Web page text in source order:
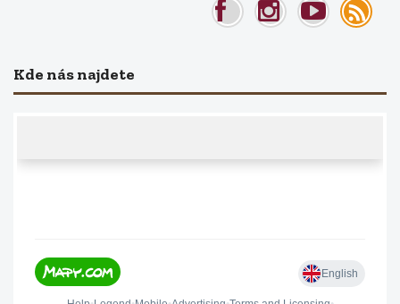
Kde nás najdete